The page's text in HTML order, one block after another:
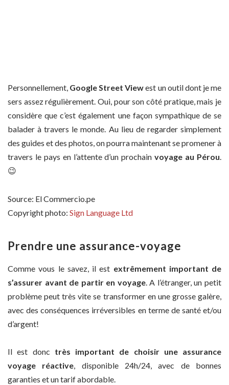
Personnellement, Google Street Viewest un outil dont je me
sers assez régulièrement. Oui, pour son côté pratique, mais je
considère que c’est également une façon sympathique de se
balader à travers le monde. Au lieu de regarder simplement
des guides et des photos, on pourra maintenant se promener à
travers le pays en l’attente d’un prochainvoyage au Pérou.
😉
Source: El Commercio.pe
Copyright photo: Sign Language Ltd
Prendre une assurance-voyage
Comme vous le savez, il est extrêmement important de
s’assurer avant de partir en voyage. A l’étranger, un petit
problème peut très vite se transformer en une grosse galère,
avec des conséquences irréversibles en terme de santé et/ou
d’argent!
Il est donc très important de choisir une assurance
voyage réactive, disponible 24h/24, avec de bonnes
garanties et un tarif abordable.